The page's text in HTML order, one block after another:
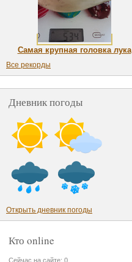
Самая крупная головка лука
Все рекорды
Дневник погоды
Открыть дневник погоды
Кто online
Сейчас на сайте: 0